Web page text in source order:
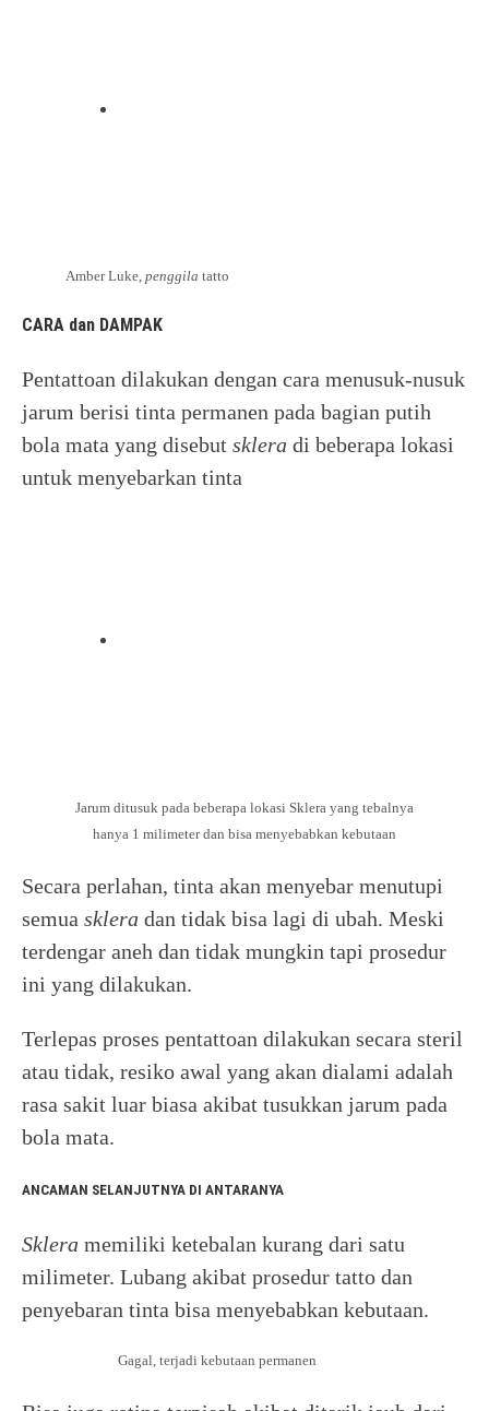
Amber Luke, penggila tatto
CARA dan DAMPAK
Pentattoan dilakukan dengan cara menusuk-nusuk
jarum berisi tinta permanen pada bagian putih
bola mata yang disebut sklera di beberapa lokasi
untuk menyebarkan tinta
Jarum ditusuk pada beberapa lokasi Sklera yang tebalnya
hanya 1 milimeter dan bisa menyebabkan kebutaan
Secara perlahan, tinta akan menyebar menutupi
semua sklera dan tidak bisa lagi di ubah. Meski
terdengar aneh dan tidak mungkin tapi prosedur
ini yang dilakukan.
Terlepas proses pentattoan dilakukan secara steril
atau tidak, resiko awal yang akan dialami adalah
rasa sakit luar biasa akibat tusukkan jarum pada
bola mata.
ANCAMAN SELANJUTNYA DI ANTARANYA
Sklera memiliki ketebalan kurang dari satu
milimeter. Lubang akibat prosedur tatto dan
penyebaran tinta bisa menyebabkan kebutaan.
Gagal, terjadi kebutaan permanen